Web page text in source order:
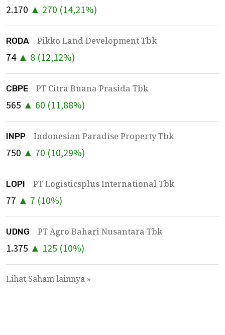
2.170 ▲ 270 (14,21%)
RODA Pikko Land Development Tbk
74 ▲ 8 (12,12%)
CBPE PT Citra Buana Prasida Tbk
565 ▲ 60 (11,88%)
INPP Indonesian Paradise Property Tbk
750 ▲ 70 (10,29%)
LOPI PT Logisticsplus International Tbk
77 ▲ 7 (10%)
UDNG PT Agro Bahari Nusantara Tbk
1.375 ▲ 125 (10%)
Lihat Saham lainnya »